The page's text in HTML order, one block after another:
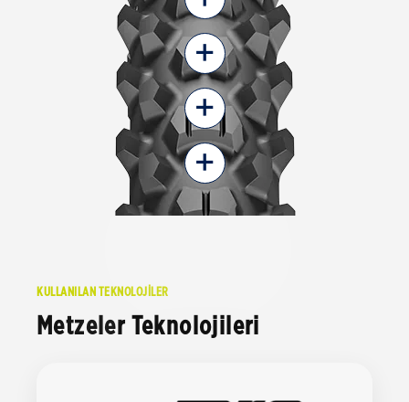
+
+
+
KULLANILAN TEKNOLOJİLER
Metzeler Teknolojileri